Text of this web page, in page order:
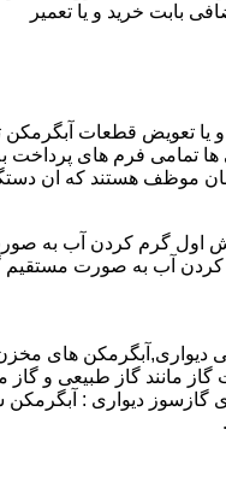
بابت خرید و یا تعمیر
تعویض قطعات
ها تمامی فرم های
هستند که ان
گرم کردن آب به صورت
آب به صورت مستقیم
مانند گاز طبیعی و گاز
با انرژی حیدری مانند آبگرمکن حیدری